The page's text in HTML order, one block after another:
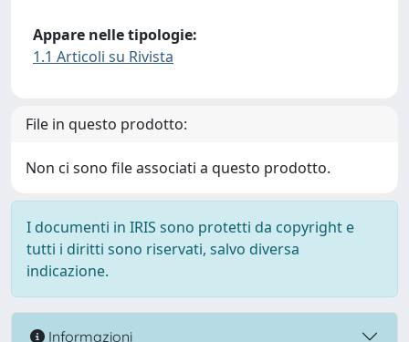
Appare nelle tipologie:
1.1 Articoli su Rivista
File in questo prodotto:
Non ci sono file associati a questo prodotto.
I documenti in IRIS sono protetti da copyright e
tutti i diritti sono riservati, salvo diversa
indicazione.
Informazioni